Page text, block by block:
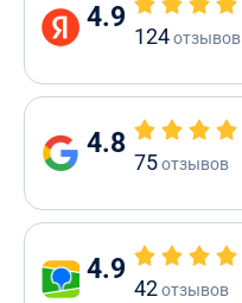
4.9
124отзывов
4.8
75отзывов
4.9
42отзывов